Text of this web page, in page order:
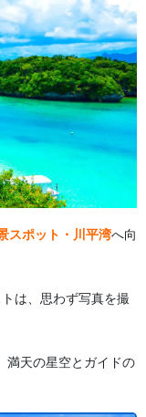
スポット・川平湾へ向
は、思わず写真を撮
満天の星空とガイドの